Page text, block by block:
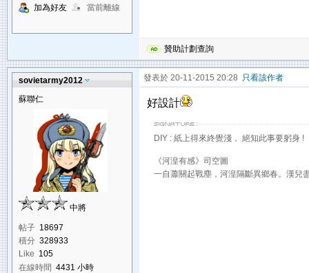
加為好友
當前離線
贊助計劃查詢
sovietarmy2012
蘇聯仁
中將
帖子 18697
積分 328933
Like 105
在線時間 4431 小時
發表於 20-11-2015 20:28 只看該作者
好設計
DIY : 紙上得來終覺淺， 絕知此事要躬身 !
《河湟有感》司空圖
一自蕭關起戰塵，河湟隔斷異鄉春。漢兒